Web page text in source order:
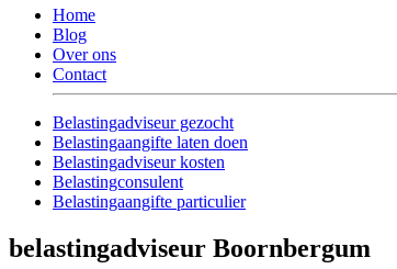
Home
Blog
Over ons
Contact
Belastingadviseur gezocht
Belastingaangifte laten doen
Belastingadviseur kosten
Belastingconsulent
Belastingaangifte particulier
belastingadviseur Boornbergum